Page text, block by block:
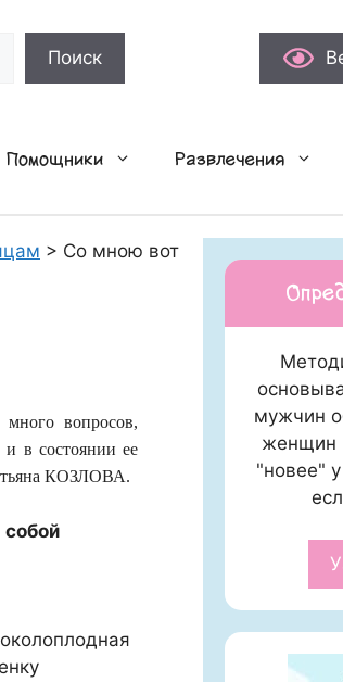
Поиск
Помощники Развлечения
> Со мною вот что происходит…
вопросов,
и в состоянии ее
КОЗЛОВА.
мужчин
женщин
"новее"